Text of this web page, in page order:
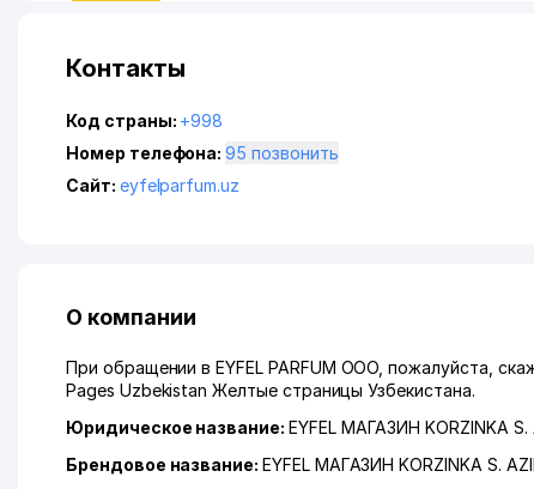
Контакты
Код страны: +998
Номер телефона:
95 позвонить
Сайт: eyfelparfum.uz
О компании
При обращении в EYFEL PARFUM ООО, пожалуйста,
Pages Uzbekistan Желтые страницы Узбекистана.
Юридическое название: EYFEL МАГАЗИН KORZINKA S.
Брендовое название: EYFEL МАГАЗИН KORZINKA S.